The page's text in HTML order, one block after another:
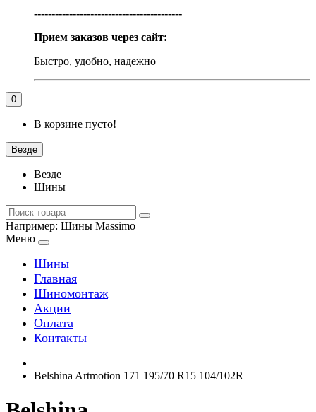
------------------------------------------
Прием заказов через сайт:
Быстро, удобно, надежно
0
В корзине пусто!
Везде
Везде
Шины
Например: Шины Massimo
Меню
Шины
Главная
Шиномонтаж
Акции
Оплата
Контакты
Belshina Artmotion 171 195/70 R15 104/102R